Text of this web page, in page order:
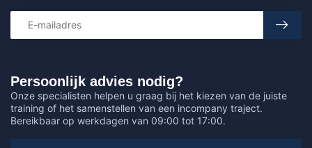
Persoonlijk advies nodig?
Onze specialisten helpen u graag bij het kiezen van de juiste
training of het samenstellen van een incompany traject.
Bereikbaar op werkdagen van 09:00 tot 17:00.